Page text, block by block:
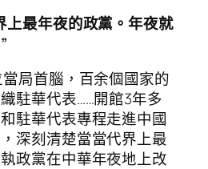
上最年夜的政黨。年夜就
局首腦，百余個國家的
駐華代表……開館3年多
駐華代表專程走進中國
深刻清楚當當代界上最
政黨在中華年夜地上改